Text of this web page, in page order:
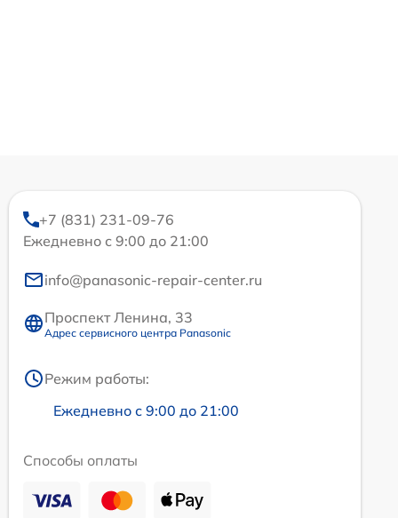
+7 (831) 231-09-76
Ежедневно с 9:00 до 21:00
info@panasonic-repair-center.ru
Проспект Ленина, 33
Адрес сервисного центра Panasonic
Режим работы:
Ежедневно с 9:00 до 21:00
Способы оплаты